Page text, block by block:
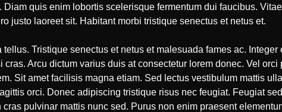
quis enim lobortis scelerisque fermentum dui faucibus.
justo laoreet sit. Habitant morbi tristique senectus et netus et.
Tristique senectus et netus et malesuada fames ac.
Arcu dictum varius duis at consectetur lorem donec. Vel
Sit amet facilisis magna etiam. Sed lectus vestibulum mattis
orci. Donec adipiscing tristique risus nec feugiat. Feugiat
pulvinar mattis nunc sed. Purus non enim praesent